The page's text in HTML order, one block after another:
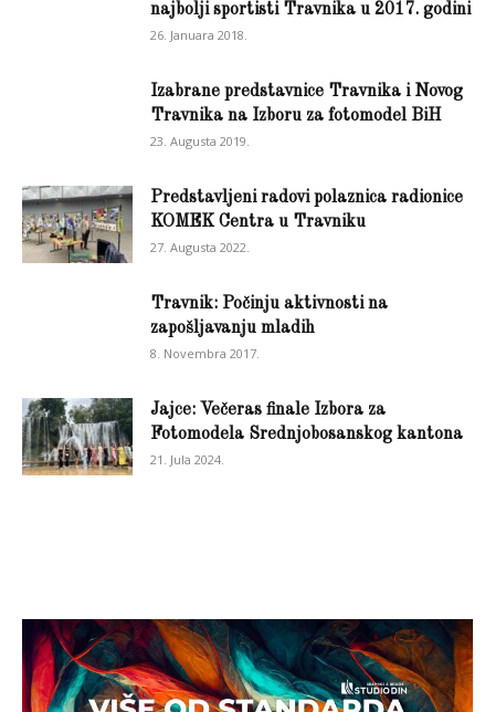
najbolji sportisti Travnika u 2017. godini
26. Januara 2018.
Izabrane predstavnice Travnika i Novog
Travnika na Izboru za fotomodel BiH
23. Augusta 2019.
Predstavljeni radovi polaznica radionice
KOMEK Centra u Travniku
27. Augusta 2022.
Travnik: Počinju aktivnosti na
zapošljavanju mladih
8. Novembra 2017.
Jajce: Večeras finale Izbora za
Fotomodela Srednjobosanskog kantona
21. Jula 2024.